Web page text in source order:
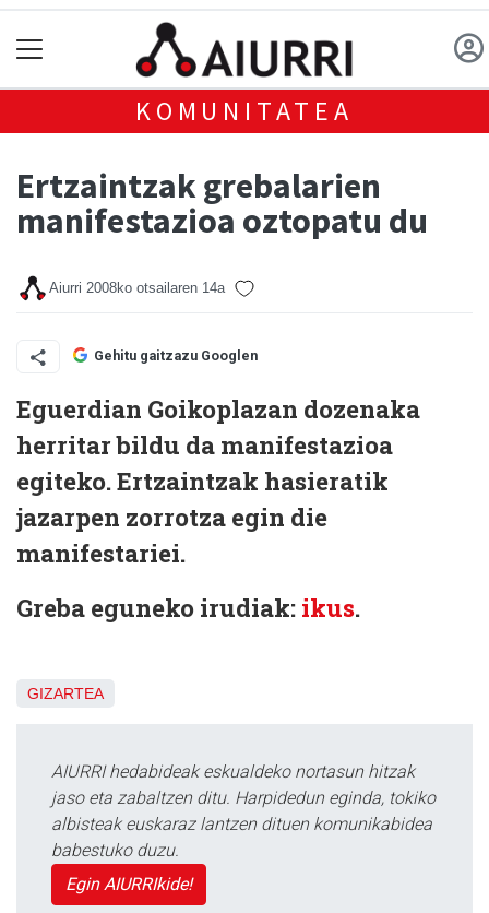
KOMUNITATEA
Ertzaintzak grebalarien
manifestazioa oztopatu du
Aiurri 2008ko otsailaren 14a
Gehitu gaitzazu Googlen
Eguerdian Goikoplazan dozenaka
herritar bildu da manifestazioa
egiteko. Ertzaintzak hasieratik
jazarpen zorrotza egin die
manifestariei.
Greba eguneko irudiak: ikus.
GIZARTEA
AIURRI hedabideak eskualdeko nortasun hitzak
jaso eta zabaltzen ditu. Harpidedun eginda, tokiko
albisteak euskaraz lantzen dituen komunikabidea
babestuko duzu.
Egin AIURRIkide!